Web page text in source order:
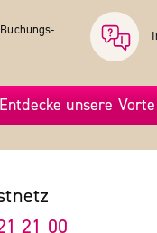
Entdecke unsere
21 00